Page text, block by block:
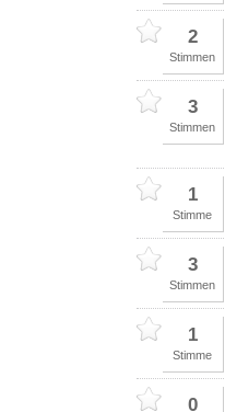
2
Stimmen
3
Stimmen
1
Stimme
3
Stimmen
1
Stimme
0